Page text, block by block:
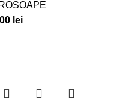
lei